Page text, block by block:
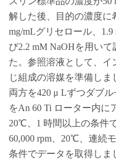
解した後、目的の濃度に
mg/mLグリセロール、
び2.2 mM NaOHを用い
た。参照溶液として、イ
じ組成の溶媒を準備し
両方を420 μ Lずつダブ
をAn 60 Ti ローター内に
20℃、1 時間以上の条件
60,000 rpm、20℃、連続
条件でデータを取得しま